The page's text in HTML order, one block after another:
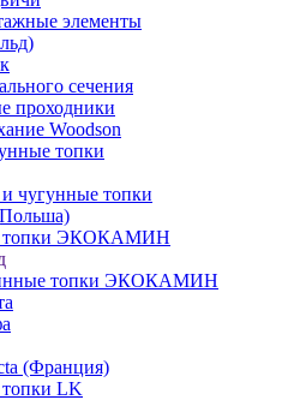
элементы
сечения
проходники
Woodson
топки
чугунные топки
топки ЭКОКАМИН
топки ЭКОКАМИН
(Франция)
LK